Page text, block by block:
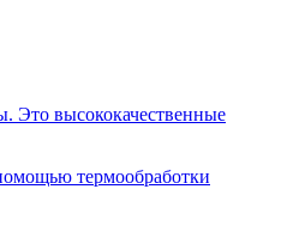
Это высококачественные
термообработки